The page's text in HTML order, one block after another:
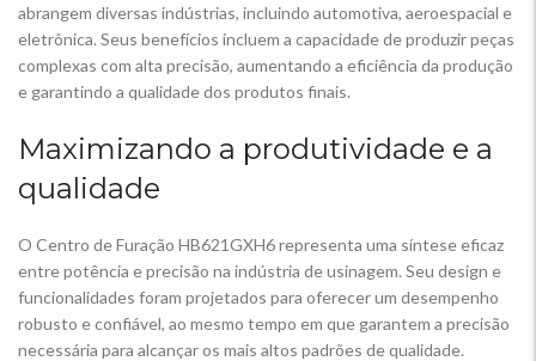
abrangem diversas indústrias, incluindo automotiva, aeroespacial e
eletrônica. Seus benefícios incluem a capacidade de produzir peças
complexas com alta precisão, aumentando a eficiência da produção
e garantindo a qualidade dos produtos finais.
Maximizando a produtividade e a
qualidade
O Centro de Furação HB621GXH6 representa uma síntese eficaz
entre potência e precisão na indústria de usinagem. Seu design e
funcionalidades foram projetados para oferecer um desempenho
robusto e confiável, ao mesmo tempo em que garantem a precisão
necessária para alcançar os mais altos padrões de qualidade.